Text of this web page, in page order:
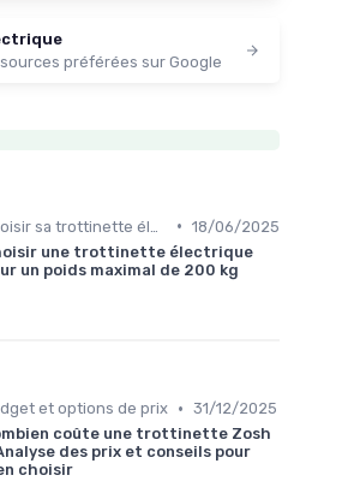
préférées sur Google
• 18/06/2025
une trottinette électrique
un poids maximal de 200 kg
et options de prix • 31/12/2025
coûte une trottinette Zosh
des prix et conseils pour
choisir